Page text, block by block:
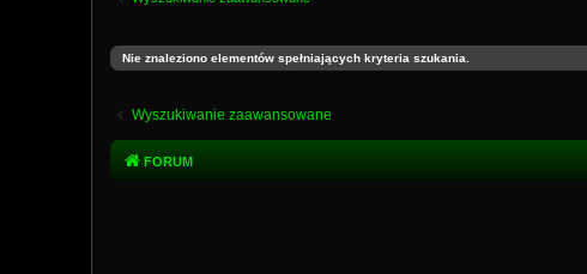
Nie znaleziono elementów spełniających kryteria szukania.
Wyszukiwanie zaawansowane
FORUM